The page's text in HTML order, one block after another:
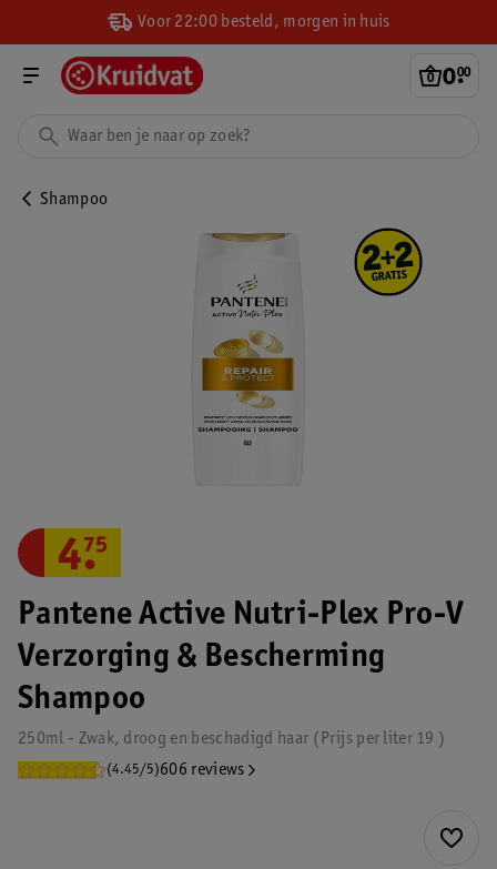
Voor 22:00 besteld, morgen in huis
0.
00
Shampoo
Pantene Active Nutri-Plex Pro-V
Verzorging & Bescherming
Shampoo
250ml - Zwak, droog en beschadigd haar 19
Prijs per liter
(4.45/5)606 reviews
4.
75